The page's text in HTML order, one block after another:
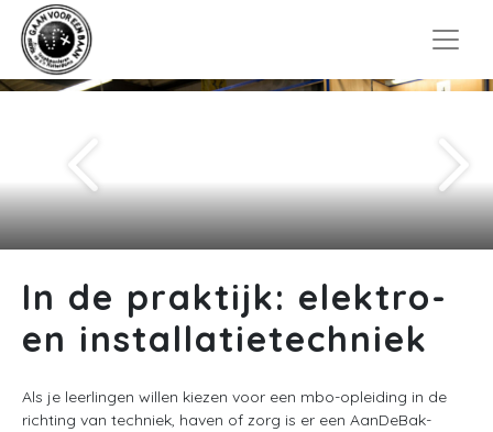
In de praktijk: elektro-
en installatietechniek
Als je leerlingen willen kiezen voor een mbo-opleiding in de
richting van techniek, haven of zorg is er een AanDeBak-